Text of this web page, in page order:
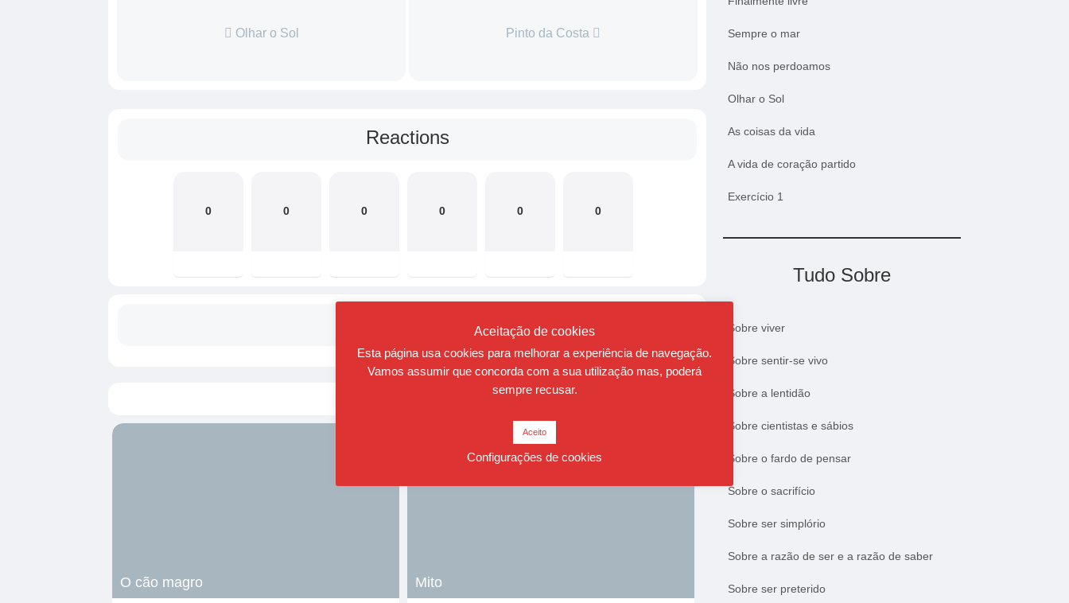
Olhar o Sol Pinto da Costa
Reactions
0 0 0 0 0 0
O cão magro Mito
Sempre o mar
Não nos perdoamos
Olhar o Sol
As coisas da vida
A vida de coração partido
Exercício 1
Tudo Sobre
Sobre viver
Sobre sentir-se vivo
Sobre a lentidão
Sobre cientistas e sábios
Sobre o fardo de pensar
Sobre o sacrifício
Sobre ser simplório
Sobre a razão de ser e a razão de saber
Sobre ser preterido
Aceitação de cookies
Esta página usa cookies para melhorar a experiência de navegação.
Vamos assumir que concorda com a sua utilização mas, poderá
sempre recusar.
Aceito
Configurações de cookies